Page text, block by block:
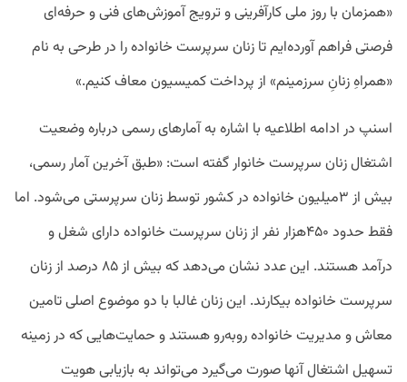
«همزمان با روز ملی کارآفرینی و ترویج آموزش‌های فنی و حرفه‌ای
فرصتی فراهم آورده‌ایم تا زنان سرپرست خانواده را در طرحی به نام
«همراهِ زنانِ سرزمینم» از پرداخت کمیسیون معاف کنیم.»
اسنپ در ادامه اطلاعیه با اشاره به آمارهای رسمی درباره وضعیت
اشتغال زنان سرپرست خانوار گفته است: «طبق آخرین آمار رسمی،
بیش از ۳میلیون خانواده در کشور توسط زنان سرپرستی می‌شود. اما
فقط حدود ۴۵۰هزار نفر از زنان سرپرست خانواده دارای شغل و
درآمد هستند. این عدد نشان می‌دهد که بیش از ۸۵ درصد از زنان
سرپرست خانواده بیکارند. این زنان غالبا با دو موضوع اصلی تامین
معاش و مدیریت خانواده روبه‌رو هستند و حمایت‌هایی که در زمینه
تسهیل اشتغال‌ آنها صورت می‌گیرد می‌تواند به بازیابی هویت